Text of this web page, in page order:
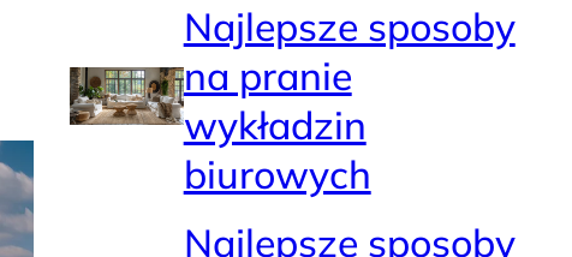
Najlepsze sposoby
na pranie
wykładzin
biurowych
Najlepsze sposoby